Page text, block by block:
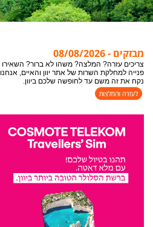
מבזקים - 08/08/2026
צריכים עזרה? המלצה? משהו לא ברור? השאירו
פנייה למחלקת השרות של אתר יוון והאיים, אנחנו
נקח את זה משם עד לחופשה שלכם ביוון.